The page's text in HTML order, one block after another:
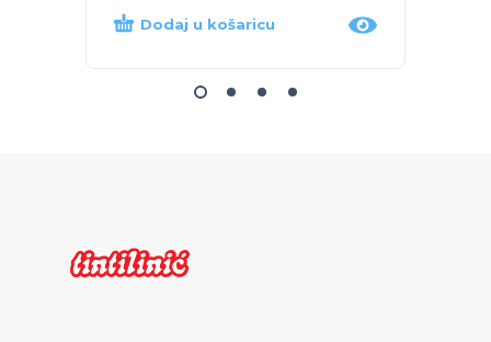
Dodaj u košaricu